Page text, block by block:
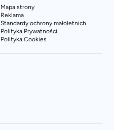
Mapa strony
Reklama
Standardy ochrony małoletnich
Polityka Prywatności
Polityka Cookies